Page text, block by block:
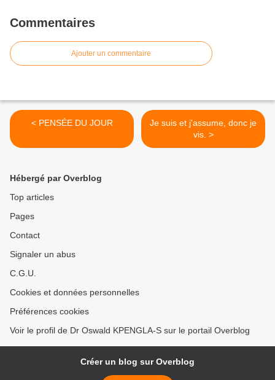
Commentaires
Ajouter un commentaire
< PENSÉE DU JOUR
Je suis et j'assume, donc je
vis. >
Hébergé par Overblog
Top articles
Pages
Contact
Signaler un abus
C.G.U.
Cookies et données personnelles
Préférences cookies
Voir le profil de Dr Oswald KPENGLA-S sur le portail Overblog
Créer un blog sur Overblog